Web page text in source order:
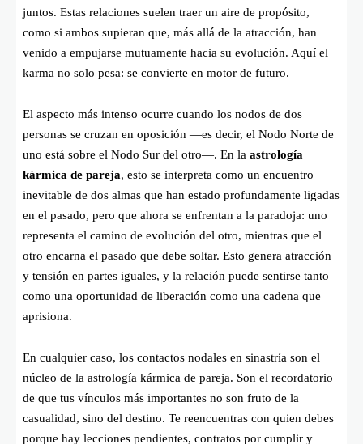
juntos. Estas relaciones suelen traer un aire de propósito,
como si ambos supieran que, más allá de la atracción, han
venido a empujarse mutuamente hacia su evolución. Aquí el
karma no solo pesa: se convierte en motor de futuro.
El aspecto más intenso ocurre cuando los nodos de dos
personas se cruzan en oposición —es decir, el Nodo Norte de
uno está sobre el Nodo Sur del otro—. En la astrología
kármica de pareja, esto se interpreta como un encuentro
inevitable de dos almas que han estado profundamente ligadas
en el pasado, pero que ahora se enfrentan a la paradoja: uno
representa el camino de evolución del otro, mientras que el
otro encarna el pasado que debe soltar. Esto genera atracción
y tensión en partes iguales, y la relación puede sentirse tanto
como una oportunidad de liberación como una cadena que
aprisiona.
En cualquier caso, los contactos nodales en sinastría son el
núcleo de la astrología kármica de pareja. Son el recordatorio
de que tus vínculos más importantes no son fruto de la
casualidad, sino del destino. Te reencuentras con quien debes
porque hay lecciones pendientes, contratos por cumplir y